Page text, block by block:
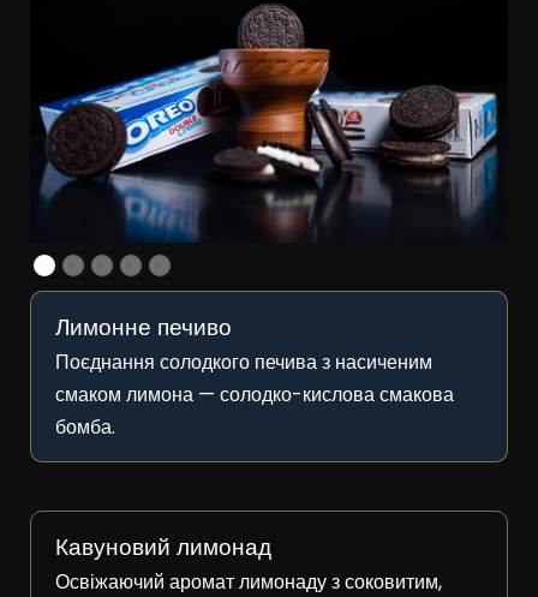
СМАКИ
Лимонне печиво
Поєднання солодкого печива з насиченим
смаком лимона — солодко-кислова смакова
бомба.
Кавуновий лимонад
Освіжаючий аромат лимонаду з соковитим,